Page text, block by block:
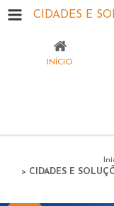
INÍCIO
> CIDADES E